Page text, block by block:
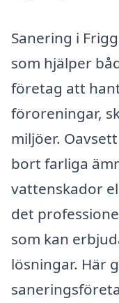
Sanering i
som hjälper
företag att
föroreningar,
miljöer.
bort farliga
vattenskador
det
som kan
lösningar. Här